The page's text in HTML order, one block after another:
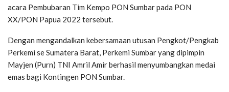
acara Pembubaran Tim Kempo PON Sumbar pada PON
XX/PON Papua 2022 tersebut.
Dengan mengandalkan kebersamaan utusan Pengkot/Pengkab
Perkemi se Sumatera Barat, Perkemi Sumbar yang dipimpin
Mayjen (Purn) TNI Amril Amir berhasil menyumbangkan medai
emas bagi Kontingen PON Sumbar.